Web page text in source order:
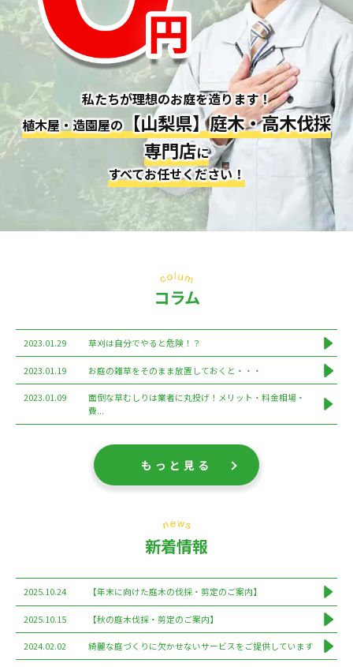
私たちが理想のお庭を造ります！
植木屋・造園屋の【山梨県】庭木・高木伐採
専門店に
すべてお任せください！
コラム
2023.01.29 草刈は自分でやると危険！？
2023.01.19 お庭の雑草をそのまま放置しておくと・・・
2023.01.09
面倒な草むしりは業者に丸投げ！メリット・料金相場・
費...
もっと見る
新着情報
2025.10.24 【年末に向けた庭木の伐採・剪定のご案内】
2025.10.15 【秋の庭木伐採・剪定のご案内】
2024.02.02 綺麗な庭づくりに欠かせないサービスをご提供しています